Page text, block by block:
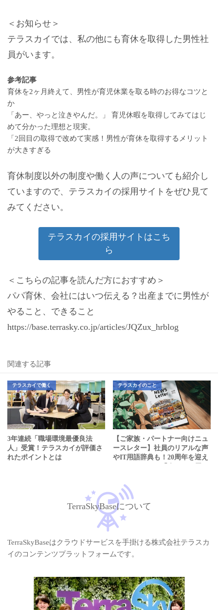
＜お知らせ＞
テラスカイでは、私の他にも育休を取得した男性社
員がいます。
参考記事
育休を2ヶ月終えて、男性が育児休業を取る時のお得なコツと
か
「あー、やっと泣きやんだ。」 育児休暇を取得してみてはじ
めて分かった理想と現実。
「2回目の取得で改めて実感！男性が育休を取得するメリット
が大きすぎる
育休制度以外の制度や働く人の声についても紹介し
ていますので、テラスカイの採用サイトをぜひ見て
みてください。
テラスカイの採用サイトはこち
ら
＜こちらの記事を読んだ方におすすめ＞
パパ育休、会社にはいつ伝える？出産までに男性が
やること、できること
https://base.terrasky.co.jp/articles/JQZux_hrblog
関連する記事
テラスカイで働く
3年連続「職場環境最優良法
人」受賞！テラスカイが評価さ
れたポイントとは
テラスカイのこと
【ご家族・パートナー向けニュ
ースレター】社員のリアルな声
やIT用語辞典も！20周年を迎え
TerraSkyBaseについて
TerraSkyBaseはクラウドサービスを手掛ける株式会社テラスカ
イのコンテンツプラットフォームです。